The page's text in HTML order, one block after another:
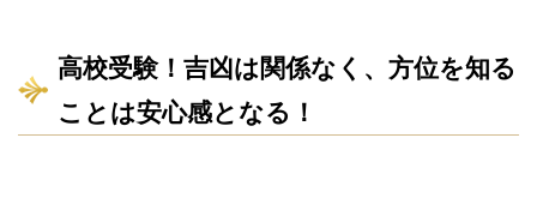
高校受験！吉凶は関係なく、方位を知る
ことは安心感となる！